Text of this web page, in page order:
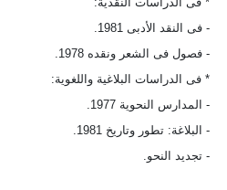
- فى النقد الأدبى 1981.
- فصول فى الشعر ونقده 1978.
* فى الدراسات البلاغية واللغوية:
- المدارس النحوية 1977.
- البلاغة: تطور وتاريخ 1981.
- تجديد النحو.